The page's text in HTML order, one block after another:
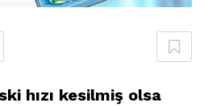
hızı kesilmiş olsa